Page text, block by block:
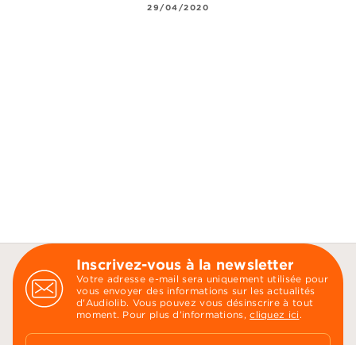
29/04/2020
Inscrivez-vous à la newsletter
Votre adresse e-mail sera uniquement utilisée pour
vous envoyer des informations sur les actualités
d'Audiolib. Vous pouvez vous désinscrire à tout
moment. Pour plus d’informations,cliquez ici .